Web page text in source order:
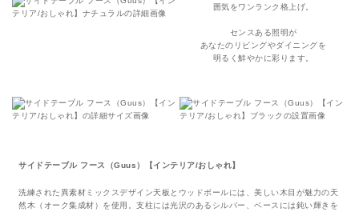
囲気をワンランク格上げ。
センスある照明が
あなたのリビングやダイニングを
明るく鮮やかに彩ります。
サイドテーブル フース（Guus）【インテリア/おしゃれ】
洗練された異素材ミックスデザイン天板とウッドボールには、美しい木目が魅力の天
然木（オーク集成材）を使用。支柱には光沢のあるシルバー、ベースには鈍い輝きを